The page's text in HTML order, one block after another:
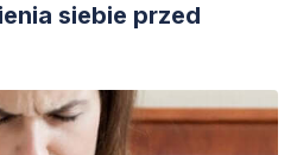
siebie przed